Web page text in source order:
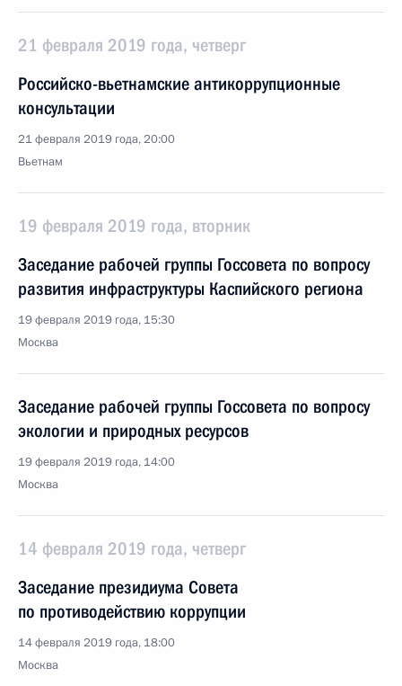
21 февраля 2019 года, четверг
Российско-вьетнамские антикоррупционные
консультации
21 февраля 2019 года, 20:00
Вьетнам
19 февраля 2019 года, вторник
Заседание рабочей группы Госсовета по вопросу
развития инфраструктуры Каспийского региона
19 февраля 2019 года, 15:30
Москва
Заседание рабочей группы Госсовета по вопросу
экологии и природных ресурсов
19 февраля 2019 года, 14:00
Москва
14 февраля 2019 года, четверг
Заседание президиума Совета
по противодействию коррупции
14 февраля 2019 года, 18:00
Москва